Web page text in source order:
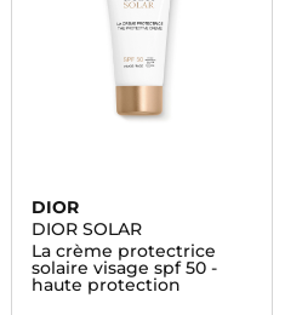
DIOR
DIOR SOLAR
La crème protectrice
solaire visage spf 50 -
haute protection